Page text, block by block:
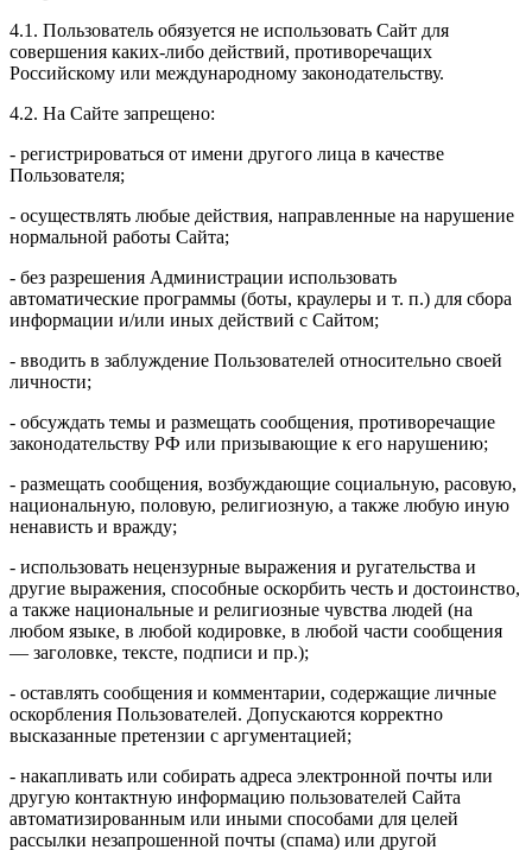
4.1. Пользователь обязуется не использовать Сайт для
совершения каких-либо действий, противоречащих
Российскому или международному законодательству.
4.2. На Сайте запрещено:
- регистрироваться от имени другого лица в качестве
Пользователя;
- осуществлять любые действия, направленные на нарушение
нормальной работы Сайта;
- без разрешения Администрации использовать
автоматические программы (боты, краулеры и т. п.) для сбора
информации и/или иных действий с Сайтом;
- вводить в заблуждение Пользователей относительно своей
личности;
- обсуждать темы и размещать сообщения, противоречащие
законодательству РФ или призывающие к его нарушению;
- размещать сообщения, возбуждающие социальную, расовую,
национальную, половую, религиозную, а также любую иную
ненависть и вражду;
- использовать нецензурные выражения и ругательства и
другие выражения, способные оскорбить честь и достоинство,
а также национальные и религиозные чувства людей (на
любом языке, в любой кодировке, в любой части сообщения
— заголовке, тексте, подписи и пр.);
- оставлять сообщения и комментарии, содержащие личные
оскорбления Пользователей. Допускаются корректно
высказанные претензии с аргументацией;
- накапливать или собирать адреса электронной почты или
другую контактную информацию пользователей Сайта
автоматизированным или иными способами для целей
рассылки незапрошенной почты (спама) или другой